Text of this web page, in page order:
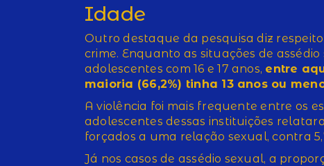
Idade
Outro destaque da pesquisa diz
crime. Enquanto as situações de
adolescentes com 16 e 17 anos, entre
maioria (66,2%) tinha 13 anos ou
A violência foi mais frequente entre os
adolescentes dessas instituições
forçados a uma relação sexual, contra
Já nos casos de assédio sexual, a